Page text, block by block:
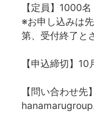
【定員】1000名
※お申し込みは
第、受付終了と
【申込締切】
【問い合わせ